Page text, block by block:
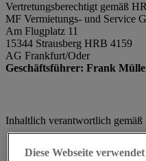
Vertretungsberechtigt gemäß
MF Vermietungs- und Service
Am Flugplatz 11
15344 Strausberg HRB 4159
AG Frankfurt/Oder
Geschäftsführer: Frank
Inhaltlich verantwortlich
Diese Webseite